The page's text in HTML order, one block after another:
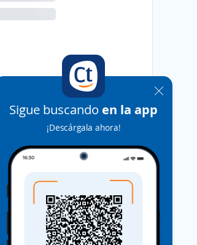
Sigue buscando en la app
¡Descárgala ahora!